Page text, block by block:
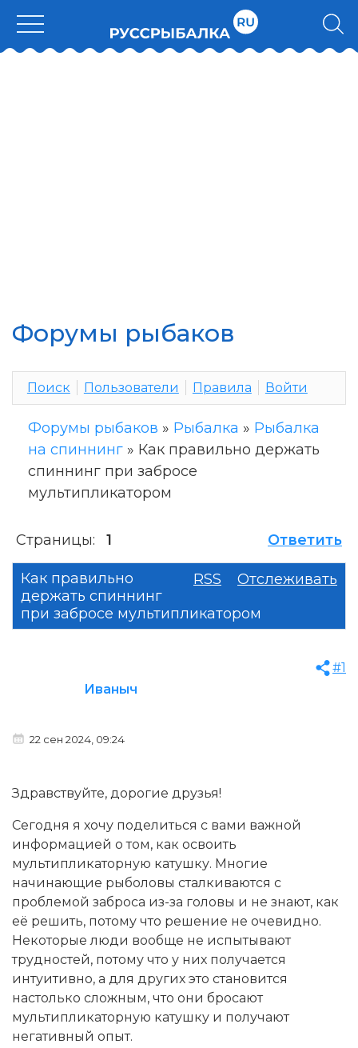
Форумы рыбаков
Поиск Пользователи Правила Войти
Форумы рыбаков » Рыбалка » Рыбалка
на спиннинг » Как правильно держать
спиннинг при забросе
мультипликатором
Страницы: 1 Ответить
RSS Отслеживать
Как правильно
держать спиннинг
при забросе мультипликатором
Иваныч
#1
22 сен 2024, 09:24
Здравствуйте, дорогие друзья!
Сегодня я хочу поделиться с вами важной
информацией о том, как освоить
мультипликаторную катушку. Многие
начинающие рыболовы сталкиваются с
проблемой заброса из-за головы и не знают, как
её решить, потому что решение не очевидно.
Некоторые люди вообще не испытывают
трудностей, потому что у них получается
интуитивно, а для других это становится
настолько сложным, что они бросают
мультипликаторную катушку и получают
негативный опыт.